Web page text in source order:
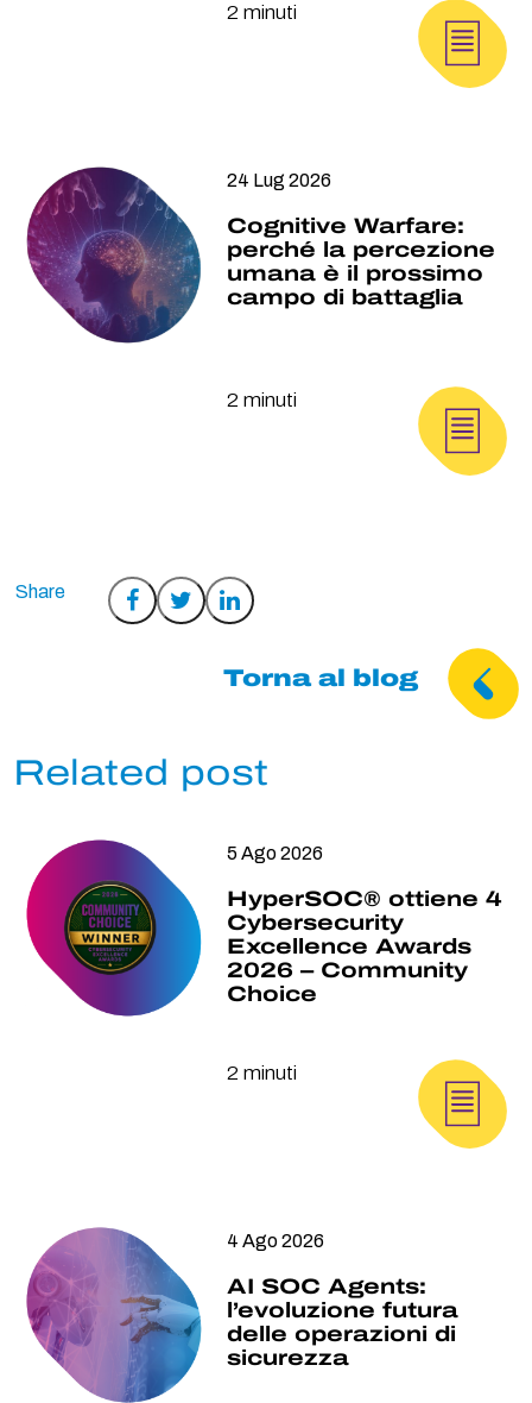
2 minuti
24 Lug 2026
Cognitive Warfare:
perché la percezione
umana è il prossimo
campo di battaglia
2 minuti
Condividi
CondividiCondividi
Torna al blog
Related post
5 Ago 2026
HyperSOC® ottiene 4
Cybersecurity
Excellence Awards
2026 – Community
Choice
2 minuti
4 Ago 2026
AI SOC Agents:
l’evoluzione futura
delle operazioni di
sicurezza